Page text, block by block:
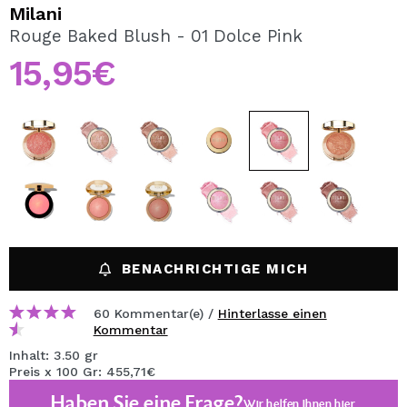
REGISTRIEREN
Durch die Erstellung eines Kontos bei Maquillalia.de
können Sie Ihre Einkäufe schnell tätigen, den Status Ihrer
einsehen.
BENUTZERKONTO ERSTELLEN
Milani
Rouge Baked Blush - 01 Dolce Pink
15,95€
BENACHRICHTIGE MICH
60 Kommentar(e) / Hinterlasse einen
Kommentar
Inhalt: 3.50 gr
Preis x 100 Gr: 455,71€
Wir helfen Ihnenhier